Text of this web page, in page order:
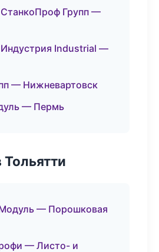
Групп —
Industrial —
— Нижневартовск
— Пермь
— Порошковая
— Листо- и